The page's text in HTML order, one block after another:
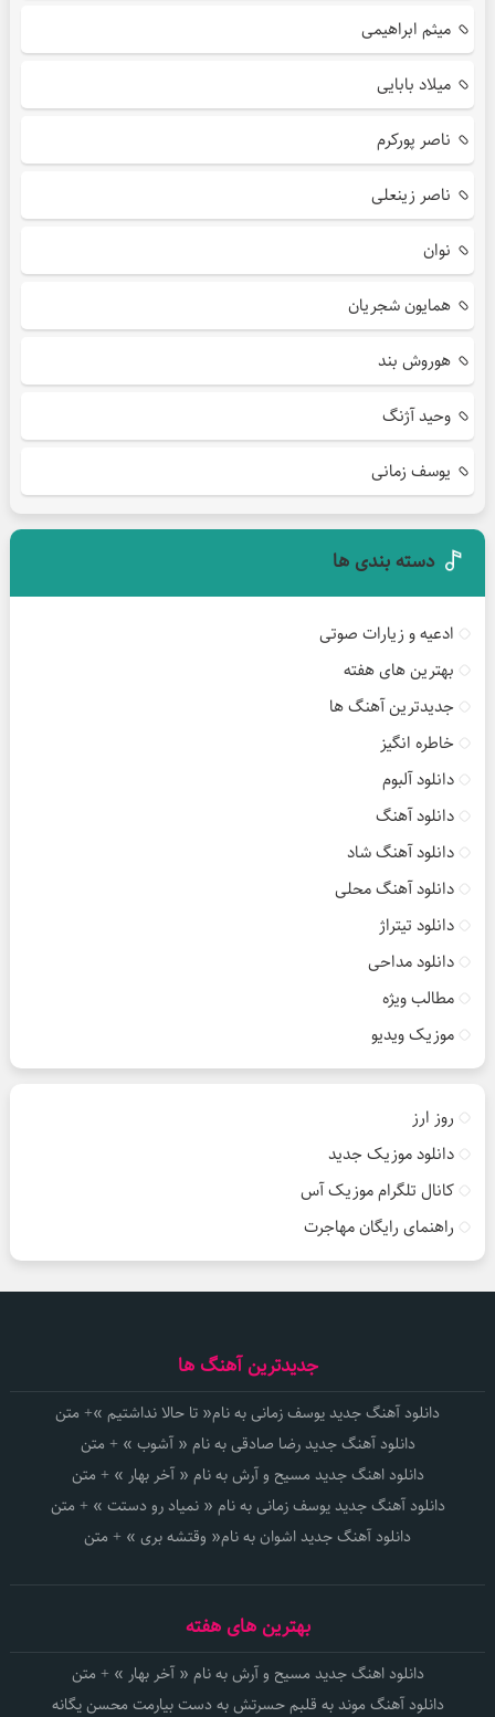
میثم ابراهیمی
میلاد بابایی
ناصر پورکرم
ناصر زینعلی
نوان
همایون شجریان
هوروش بند
وحید آژنگ
یوسف زمانی
دسته بندی ها
ادعیه و زیارات صوتی
بهترین های هفته
جدیدترین آهنگ ها
خاطره انگیز
دانلود آلبوم
دانلود آهنگ
دانلود آهنگ شاد
دانلود آهنگ محلی
دانلود تیتراژ
دانلود مداحی
مطالب ویژه
موزیک ویدیو
روز ارز
دانلود موزیک جدید
کانال تلگرام موزیک آس
راهنمای رایگان مهاجرت
جدیدترین آهنگ ها
دانلود آهنگ جدید یوسف زمانی به نام« تا حالا نداشتیم »+ متن
دانلود آهنگ جدید رضا صادقی به نام « آشوب » + متن
دانلود اهنگ جدید مسیح و آرش به نام « آخر بهار » + متن
دانلود آهنگ جدید یوسف زمانی به نام « نمیاد رو دستت » + متن
دانلود آهنگ جدید اشوان به نام« وقتشه بری » + متن
بهترین های هفته
دانلود اهنگ جدید مسیح و آرش به نام « آخر بهار » + متن
دانلود آهنگ موند به قلبم حسرتش به دست بیارمت محسن یگانه